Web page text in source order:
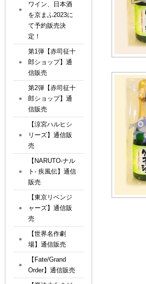
ワイン、日本酒
を京まふ2023に
て予約販売決
定！
第1弾【赤司征十
郎ショップ】通
信販売
第2弾【赤司征十
郎ショップ】通
信販売
【涼宮ハルヒシ
リーズ】通信販
売
【NARUTO-ナル
ト- 疾風伝】通信
販売
【東京リベンジ
ャーズ】通信販
売
【世界名作劇
場】通信販売
【Fate/Grand
Order】通信販売